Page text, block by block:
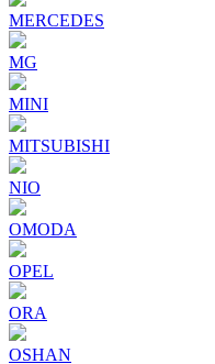
MERCEDES
MG
MINI
MITSUBISHI
NIO
OMODA
OPEL
ORA
OSHAN